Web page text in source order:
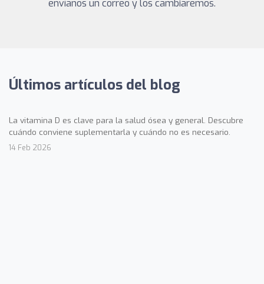
envíanos un correo y los cambiaremos.
Últimos artículos del blog
La vitamina D es clave para la salud ósea y general. Descubre
cuándo conviene suplementarla y cuándo no es necesario.
14 Feb 2026